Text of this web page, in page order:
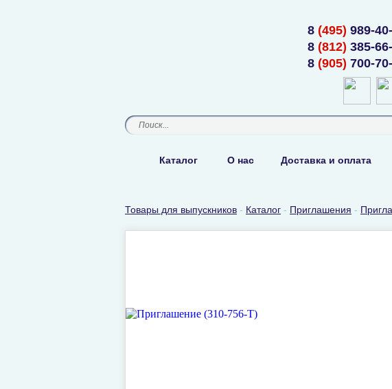
8 (495) 989-
8 (812) 385-
8 (905) 700-
Каталог О нас Доставка и оплата
Товары для выпускников - Каталог - Приглашения -